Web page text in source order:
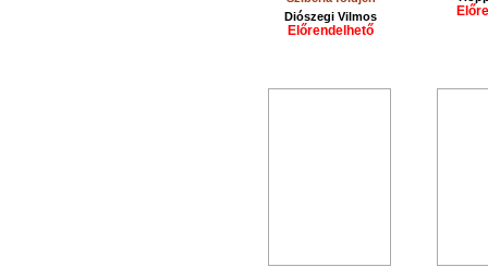
Diószegi Vilmos
Előrendelhető